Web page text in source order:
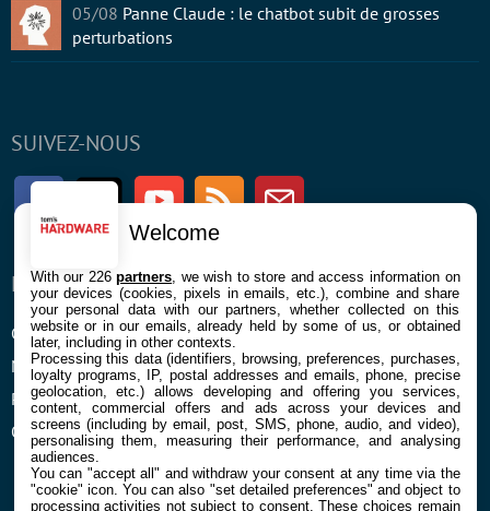
SUIVEZ-NOUS
FacebookTwitter Youtube RSS Newsletter
ENTREPRISE
Confidentialité et Cookies
Mentions légales et CGU
Préférences Cookies
Qui sommes nous
À PROPOS
Contact
05/08 Panne Claude : le chatbot subit de grosses
perturbations
Welcome
With our 226partners , we wish to store and access information on
your devices (cookies, pixels in emails, etc.), combine and share
your personal data with our partners, whether collected on this
website or in our emails, already held by some of us, or obtained
later, including in other contexts.
Processing this data (identifiers, browsing, preferences, purchases,
loyalty programs, IP, postal addresses and emails, phone, precise
geolocation, etc.) allows developing and offering you services,
content, commercial offers and ads across your devices and
screens (including by email, post, SMS, phone, audio, and video),
personalising them, measuring their performance, and analysing
audiences.
You can "accept all" and withdraw your consent at any time via the
"cookie" icon. You can also "set detailed preferences" and object to
processing activities not subject to consent. These choices remain